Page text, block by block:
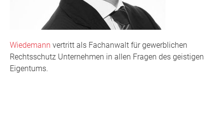
Wiedemann vertritt als Fachanwalt für gewerblichen
Rechtsschutz Unternehmen in allen Fragen des geistigen
Eigentums.